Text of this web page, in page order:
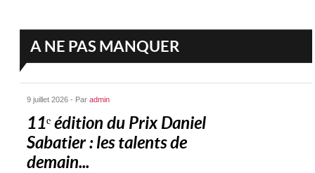
A NE PAS MANQUER
9 juillet 2026 - Paradmin
11ᵉ édition du Prix Daniel
Sabatier : les talents de
demain...